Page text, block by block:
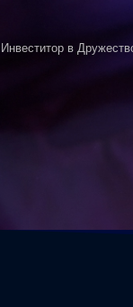
Инвеститор в